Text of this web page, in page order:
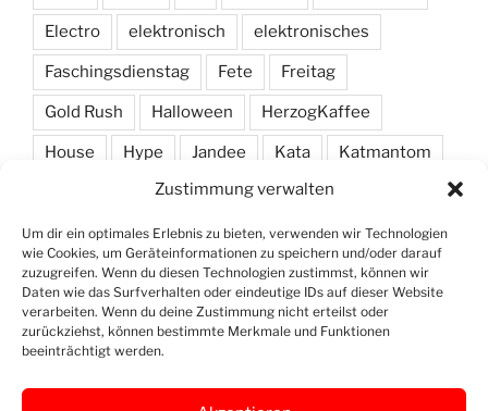
Zustimmung verwalten
Um dir ein optimales Erlebnis zu bieten, verwenden wir Technologien
wie Cookies, um Geräteinformationen zu speichern und/oder darauf
zuzugreifen. Wenn du diesen Technologien zustimmst, können wir
Daten wie das Surfverhalten oder eindeutige IDs auf dieser Website
verarbeiten. Wenn du deine Zustimmung nicht erteilst oder
zurückziehst, können bestimmte Merkmale und Funktionen
beeinträchtigt werden.
Electro elektronisch elektronisches
Faschingsdienstag Fete Freitag
Gold Rush Halloween HerzogKaffee
House Hype Jandee Kata Katmantom
Manic Markus Haas
Minimal Minimarc Musik Party Pendel
Pendelmann Programm Rock Row
Samstag Shawn Deep Simon Techno
Vinyl